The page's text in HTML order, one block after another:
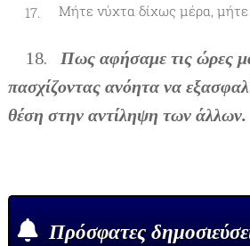
Μήτε νύχτα δίχως μέρα, μήτε
18. Πως αφήσαμε τις ώρες
πασχίζοντας ανόητα να
θέση στην αντίληψη των άλλων.
Πρόσφατες